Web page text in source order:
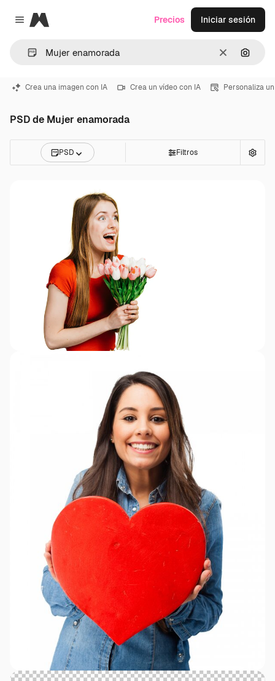
Close menu
Magnific
Borrar
Precios Iniciar sesión
Crea una imagen con IA Crea un vídeo con IA Personaliza
PSD de Mujer enamorada
PSD Filtros